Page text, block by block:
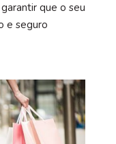
que o seu
e seguro